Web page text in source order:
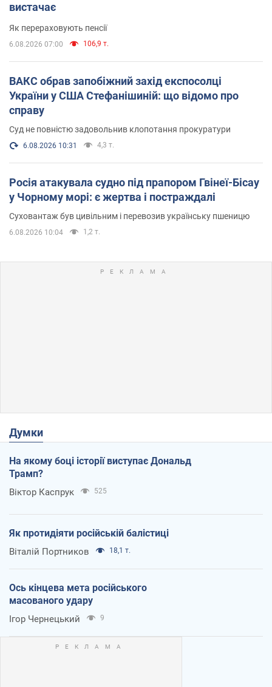
вистачає
Як перераховують пенсії
6.08.2026 07:00 106,9 т.
ВАКС обрав запобіжний захід експосолці
України у США Стефанішиній: що відомо про
справу
Суд не повністю задовольнив клопотання прокуратури
6.08.2026 10:31 4,3 т.
Росія атакувала судно під прапором Гвінеї-Бісау
у Чорному морі: є жертва і постраждалі
Суховантаж був цивільним і перевозив українську пшеницю
6.08.2026 10:04 1,2 т.
Думки
На якому боці історії виступає Дональд
Трамп?
Віктор Каспрук 525
Як протидіяти російській балістиці
Віталій Портников 18,1 т.
Ось кінцева мета російського
масованого удару
Ігор Чернецький 9